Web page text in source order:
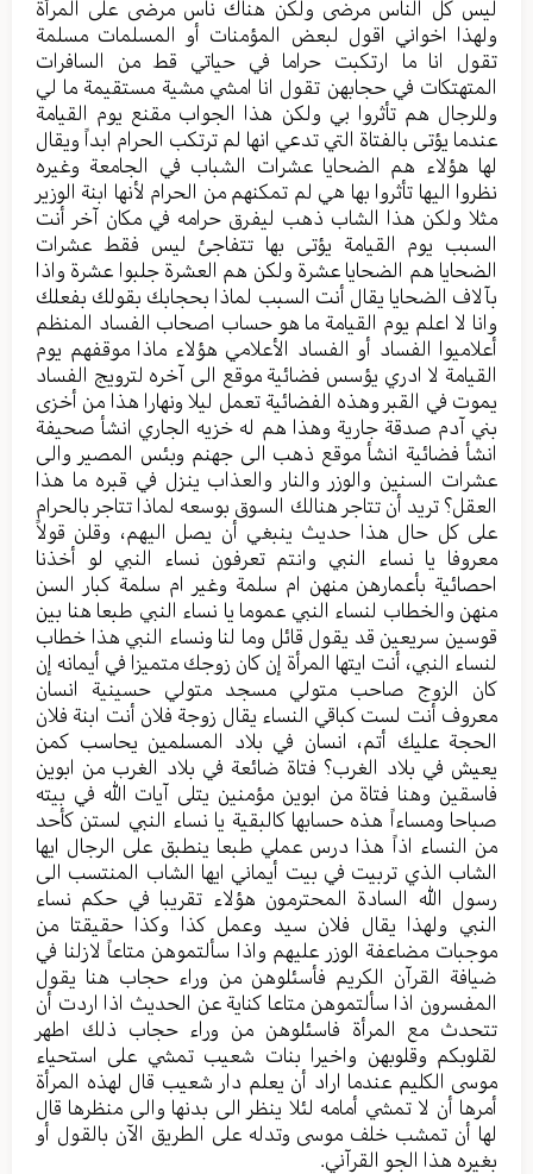
ليس كل الناس مرضى ولكن هناك ناس مرضى على المرأة
ولهذا اخواني اقول لبعض المؤمنات أو المسلمات مسلمة
تقول انا ما ارتكبت حراما في حياتي قط من السافرات
المتهتكات في حجابهن تقول انا امشي مشية مستقيمة ما لي
وللرجال هم تأثروا بي ولكن هذا الجواب مقنع يوم القيامة
عندما يؤتى بالفتاة التي تدعي انها لم ترتكب الحرام ابداً ويقال
لها هؤلاء هم الضحايا عشرات الشباب في الجامعة وغيره
نظروا اليها تأثروا بها هي لم تمكنهم من الحرام لأنها ابنة الوزير
مثلا ولكن هذا الشاب ذهب ليفرق حرامه في مكان آخر أنت
السبب يوم القيامة يؤتى بها تتفاجئ ليس فقط عشرات
الضحايا هم الضحايا عشرة ولكن هم العشرة جلبوا عشرة واذا
بآلاف الضحايا يقال أنت السبب لماذا بحجابك بقولك بفعلك
وانا لا اعلم يوم القيامة ما هو حساب اصحاب الفساد المنظم
أعلاميوا الفساد أو الفساد الأعلامي هؤلاء ماذا موقفهم يوم
القيامة لا ادري يؤسس فضائية موقع الى آخره لترويج الفساد
يموت في القبر وهذه الفضائية تعمل ليلا ونهارا هذا من أخزى
بني آدم صدقة جارية وهذا هم له خزيه الجاري انشأ صحيفة
انشأ فضائية انشأ موقع ذهب الى جهنم وبئس المصير والى
عشرات السنين والوزر والنار والعذاب ينزل في قبره ما هذا
العقل؟ تريد أن تتاجر هنالك السوق بوسعه لماذا تتاجر بالحرام
على كل حال هذا حديث ينبغي أن يصل اليهم، وقلن قولاً
معروفا يا نساء النبي وانتم تعرفون نساء النبي لو أخذنا
احصائية بأعمارهن منهن ام سلمة وغير ام سلمة كبار السن
منهن والخطاب لنساء النبي عموما يا نساء النبي طبعا هنا بين
قوسين سريعين قد يقول قائل وما لنا ونساء النبي هذا خطاب
لنساء النبي، أنت ايتها المرأة إن كان زوجك متميزا في أيمانه إن
كان الزوج صاحب متولي مسجد متولي حسينية انسان
معروف أنت لست كباقي النساء يقال زوجة فلان أنت ابنة فلان
الحجة عليك أتم، انسان في بلاد المسلمين يحاسب كمن
يعيش في بلاد الغرب؟ فتاة ضائعة في بلاد الغرب من ابوين
فاسقين وهنا فتاة من ابوين مؤمنين يتلى آيات الله في بيته
صباحا ومساءاً هذه حسابها كالبقية يا نساء النبي لستن كأحد
من النساء اذاً هذا درس عملي طبعا ينطبق على الرجال ايها
الشاب الذي تربيت في بيت أيماني ايها الشاب المنتسب الى
رسول الله السادة المحترمون هؤلاء تقريبا في حكم نساء
النبي ولهذا يقال فلان سيد وعمل كذا وكذا حقيقتا من
موجبات مضاعفة الوزر عليهم واذا سألتموهن متاعاً لازلنا في
ضيافة القرآن الكريم فأسئلوهن من وراء حجاب هنا يقول
المفسرون اذا سألتموهن متاعا كناية عن الحديث اذا اردت أن
تتحدث مع المرأة فاسئلوهن من وراء حجاب ذلك اطهر
لقلوبكم وقلوبهن واخيرا بنات شعيب تمشي على استحياء
موسى الكليم عندما اراد أن يعلم دار شعيب قال لهذه المرأة
أمرها أن لا تمشي أمامه لئلا ينظر الى بدنها والى منظرها قال
لها أن تمشب خلف موسى وتدله على الطريق الآن بالقول أو
بغيره هذا الجو القرآني.